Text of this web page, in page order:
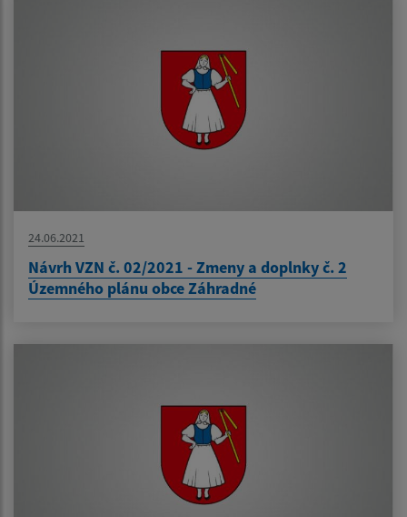
24.06.2021
Návrh VZN č. 02/2021 - Zmeny a doplnky č. 2
Územného plánu obce Záhradné